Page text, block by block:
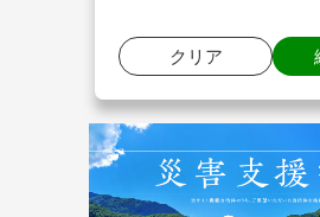
クリア